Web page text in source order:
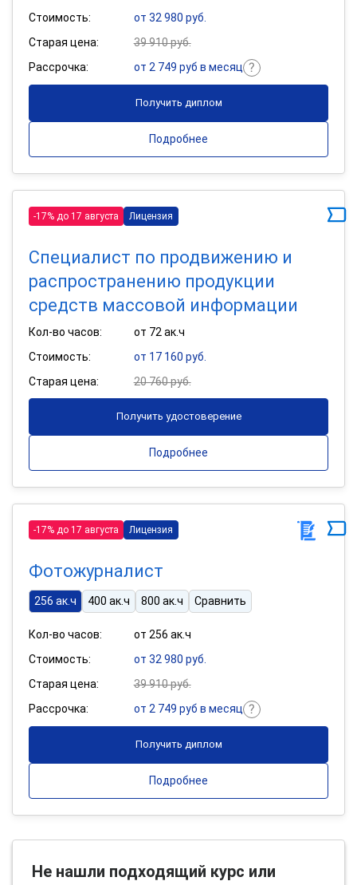
Стоимость:
от 32 980 руб.
Старая цена:
39 910 руб.
Рассрочка:
от 2 749 руб в месяц
Получить диплом
Подробнее
-17% до 17 августа Лицензия
Специалист по продвижению и
распространению продукции
средств массовой информации
Кол-во часов:
от 72 ак.ч
Стоимость:
от 17 160 руб.
Старая цена:
20 760 руб.
Получить удостоверение
Подробнее
-17% до 17 августа Лицензия
Фотожурналист
256 ак.ч 400 ак.ч 800 ак.ч Сравнить
Кол-во часов:
от 256 ак.ч
Стоимость:
от 32 980 руб.
Старая цена:
39 910 руб.
Рассрочка:
от 2 749 руб в месяц
Получить диплом
Подробнее
Не нашли подходящий курс или